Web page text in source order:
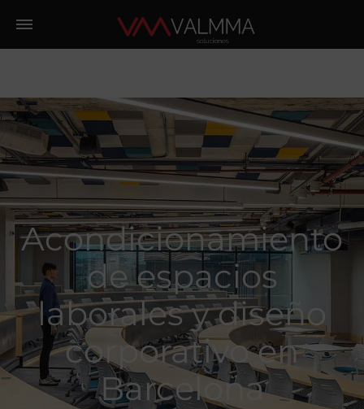
Acondicionamiento
de espacios
laborales y diseño
corporativo en
Barcelona